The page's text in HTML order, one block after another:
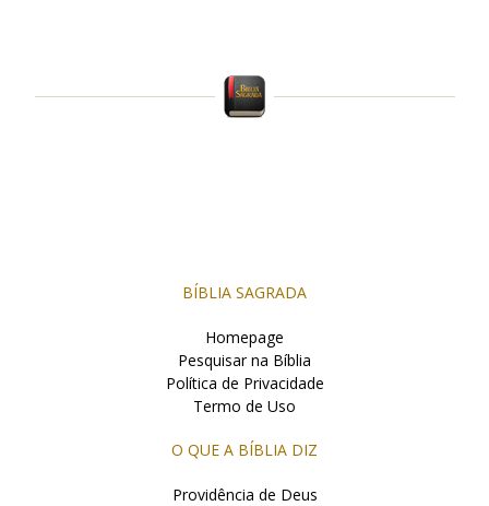
BÍBLIA SAGRADA
Homepage
Pesquisar na Bíblia
Política de Privacidade
Termo de Uso
O QUE A BÍBLIA DIZ
Providência de Deus